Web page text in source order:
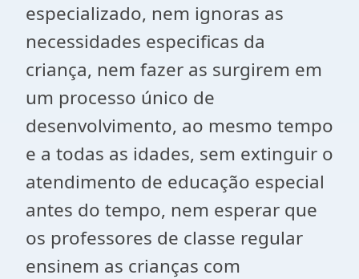
especializado, nem ignoras as
necessidades especificas da
criança, nem fazer as surgirem em
um processo único de
desenvolvimento, ao mesmo tempo
e a todas as idades, sem extinguir o
atendimento de educação especial
antes do tempo, nem esperar que
os professores de classe regular
ensinem as crianças com